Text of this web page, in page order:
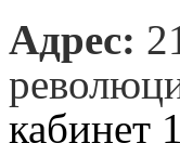
Адрес:
кабинет